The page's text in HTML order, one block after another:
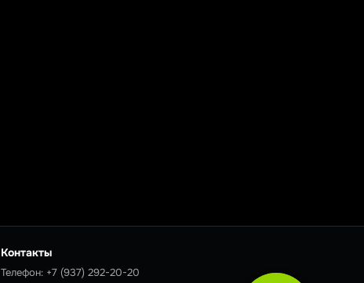
Контакты
Телефон: +7 (937) 292-20-20